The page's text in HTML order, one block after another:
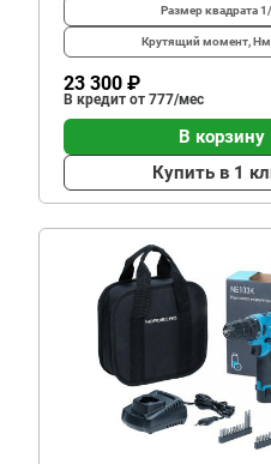
Размер квадрата
Крутящий момент, Нм
23 300 ₽
В кредит от 777/мес
В корзину
Купить в 1